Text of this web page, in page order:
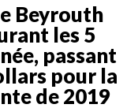
Beyrouth
les 5
passant
pour la
de 2019